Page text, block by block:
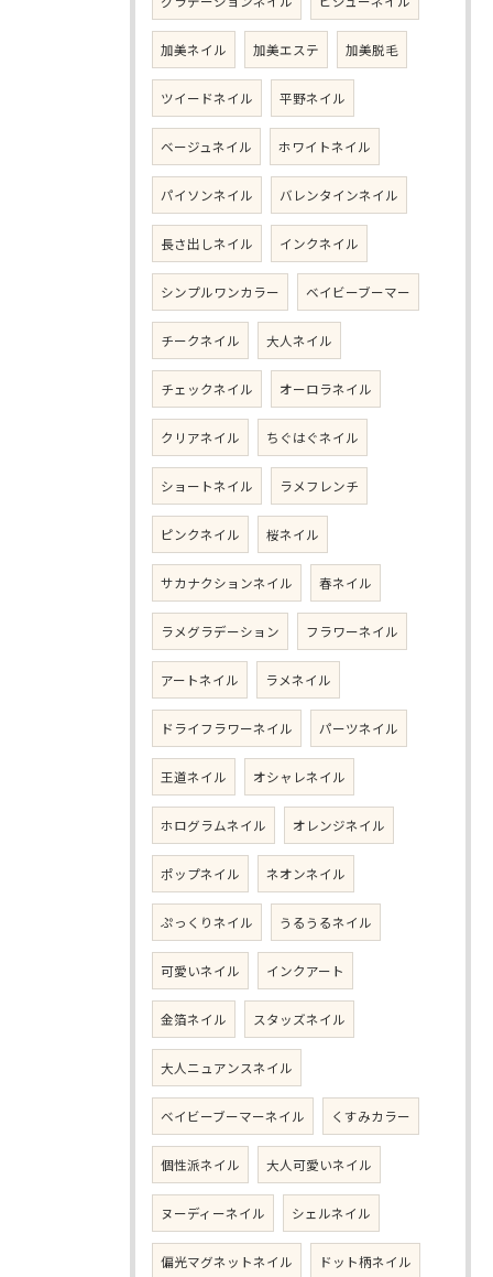
加美ネイル 加美エステ 加美脱毛
ツイードネイル 平野ネイル
ベージュネイル ホワイトネイル
パイソンネイル バレンタインネイル
長さ出しネイル インクネイル
シンプルワンカラー ベイビーブーマー
チークネイル 大人ネイル
チェックネイル オーロラネイル
クリアネイル ちぐはぐネイル
ショートネイル ラメフレンチ
ピンクネイル 桜ネイル
サカナクションネイル 春ネイル
ラメグラデーション フラワーネイル
アートネイル ラメネイル
ドライフラワーネイル パーツネイル
王道ネイル オシャレネイル
ホログラムネイル オレンジネイル
ポップネイル ネオンネイル
ぷっくりネイル うるうるネイル
可愛いネイル インクアート
金箔ネイル スタッズネイル
大人ニュアンスネイル
ベイビーブーマーネイル くすみカラー
個性派ネイル 大人可愛いネイル
ヌーディーネイル シェルネイル
偏光マグネットネイル ドット柄ネイル